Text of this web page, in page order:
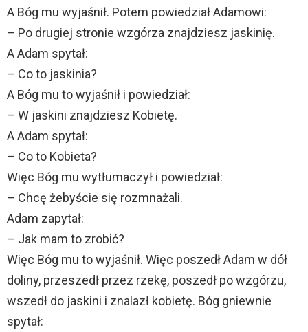
A Bóg mu wyjaśnił. Potem powiedział Adamowi:
– Po drugiej stronie wzgórza znajdziesz jaskinię.
A Adam spytał:
– Co to jaskinia?
A Bóg mu to wyjaśnił i powiedział:
– W jaskini znajdziesz Kobietę.
A Adam spytał:
– Co to Kobieta?
Więc Bóg mu wytłumaczył i powiedział:
– Chcę żebyście się rozmnażali.
Adam zapytał:
– Jak mam to zrobić?
Więc Bóg mu to wyjaśnił. Więc poszedł Adam w dół
doliny, przeszedł przez rzekę, poszedł po wzgórzu,
wszedł do jaskini i znalazł kobietę. Bóg gniewnie
spytał: